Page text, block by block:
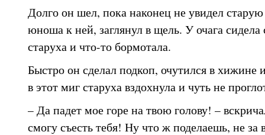
Долго он шел, пока наконец не увидел
юноша к ней, заглянул в щель. У очага сидела
старуха и что-то бормотала.
Быстро он сделал подкоп, очутился в хижине
в этот миг старуха вздохнула и чуть не
– Да падет мое горе на твою голову! –
смогу съесть тебя! Ну что ж поделаешь, не за